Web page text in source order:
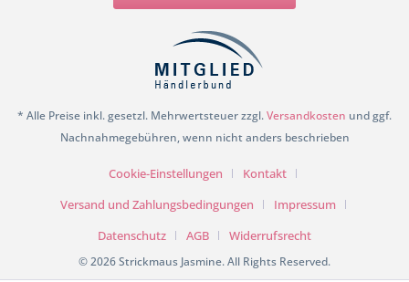
* Alle Preise inkl. gesetzl. Mehrwertsteuer zzgl.Versandkosten und ggf.
Nachnahmegebühren, wenn nicht anders beschrieben
Cookie-Einstellungen
Kontakt
Versand und Zahlungsbedingungen
Impressum
Datenschutz
AGB Widerrufsrecht
© 2026 Strickmaus Jasmine. All Rights Reserved.